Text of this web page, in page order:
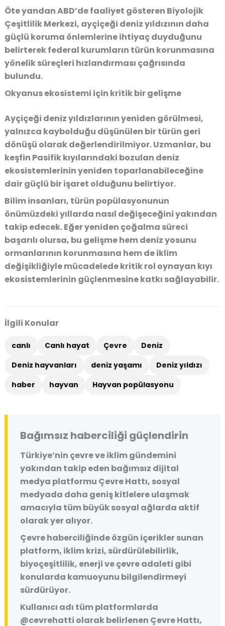
Öte yandan ABD’de faaliyet gösteren Biyolojik
Çeşitlilik Merkezi, ayçiçeği deniz yıldızının daha
güçlü koruma önlemlerine ihtiyaç duyduğunu
belirterek federal kurumların türün korunmasına
yönelik süreçleri hızlandırması çağrısında
bulundu.
Okyanus ekosistemi için kritik bir gelişme
Ayçiçeği deniz yıldızlarının yeniden görülmesi,
yalnızca kaybolduğu düşünülen bir türün geri
dönüşü olarak değerlendirilmiyor. Uzmanlar, bu
keşfin Pasifik kıyılarındaki bozulan deniz
ekosistemlerinin yeniden toparlanabileceğine
dair güçlü bir işaret olduğunu belirtiyor.
Bilim insanları, türün popülasyonunun
önümüzdeki yıllarda nasıl değişeceğini yakından
takip edecek. Eğer yeniden çoğalma süreci
başarılı olursa, bu gelişme hem deniz yosunu
ormanlarının korunmasına hem de iklim
değişikliğiyle mücadelede kritik rol oynayan kıyı
ekosistemlerinin güçlenmesine katkı sağlayabilir.
İlgili Konular
canlı Canlı hayat Çevre
Deniz
Deniz hayvanları
deniz yaşamı
Deniz yıldızı
haber
hayvan Hayvan popülasyonu
Bağımsız haberciliği güçlendirin
Türkiye’nin çevre ve iklim gündemini
yakından takip eden bağımsız dijital
medya platformu Çevre Hattı, sosyal
medyada daha geniş kitlelere ulaşmak
amacıyla tüm büyük sosyal ağlarda aktif
olarak yer alıyor.
Çevre haberciliğinde özgün içerikler sunan
platform, iklim krizi, sürdürülebilirlik,
biyoçeşitlilik, enerji ve çevre adaleti gibi
konularda kamuoyunu bilgilendirmeyi
sürdürüyor.
Kullanıcı adı tüm platformlarda
@cevrehatti olarak belirlenen Çevre Hattı,